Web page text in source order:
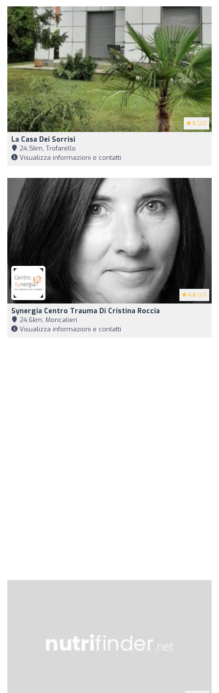
5 (23)
La Casa Dei Sorrisi
24,5km, Trofarello
Visualizza informazioni e contatti
4.6 (61)
Synergia Centro Trauma Di Cristina Roccia
24,6km, Moncalieri
Visualizza informazioni e contatti